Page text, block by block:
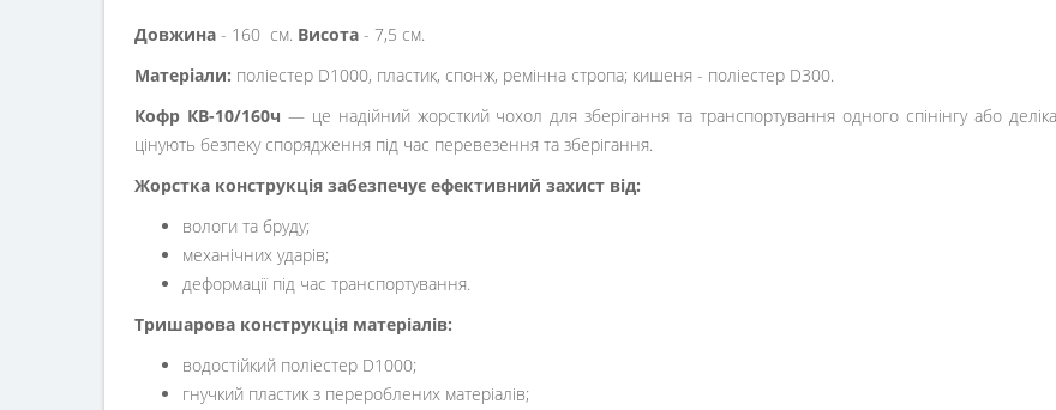
Довжина - 160 см. Висота - 7,5 см.
Матеріали: поліестер D1000, пластик, спонж, ремінна стропа; кишеня - поліестер D300.
Кофр КВ-10/160ч — це надійний жорсткий чохол для зберігання та транспортування одного спінінгу або
цінують безпеку спорядження під час перевезення та зберігання.
Жорстка конструкція забезпечує ефективний захист від:
вологи та бруду;
механічних ударів;
деформації під час транспортування.
Тришарова конструкція матеріалів:
водостійкий поліестер D1000;
гнучкий пластик з перероблених матеріалів;